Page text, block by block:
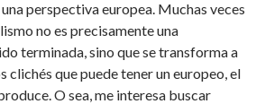
perspectiva europea. Muchas veces
no es precisamente una
terminada, sino que se transforma a
clichés que puede tener un europeo, el
O sea, me interesa buscar